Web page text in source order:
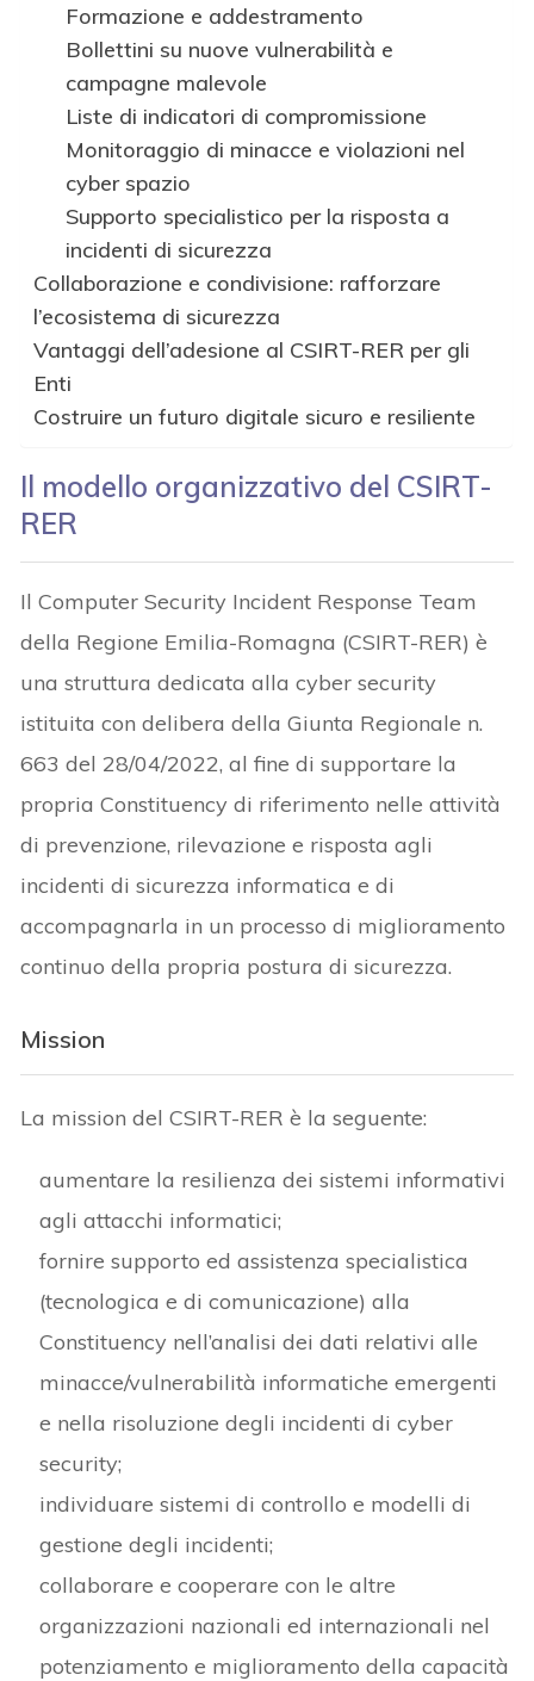
Formazione e addestramento
Bollettini su nuove vulnerabilità e
campagne malevole
Liste di indicatori di compromissione
Monitoraggio di minacce e violazioni nel
cyber spazio
Supporto specialistico per la risposta a
incidenti di sicurezza
Collaborazione e condivisione: rafforzare
l’ecosistema di sicurezza
Vantaggi dell’adesione al CSIRT-RER per gli
Enti
Costruire un futuro digitale sicuro e resiliente
Il modello organizzativo del CSIRT-
RER
Il Computer Security Incident Response Team
della Regione Emilia-Romagna (CSIRT-RER) è
una struttura dedicata alla cyber security
istituita con delibera della Giunta Regionale n.
663 del 28/04/2022, al fine di supportare la
propria Constituency di riferimento nelle attività
di prevenzione, rilevazione e risposta agli
incidenti di sicurezza informatica e di
accompagnarla in un processo di miglioramento
continuo della propria postura di sicurezza.
Mission
La mission del CSIRT-RER è la seguente:
aumentare la resilienza dei sistemi informativi
agli attacchi informatici;
fornire supporto ed assistenza specialistica
(tecnologica e di comunicazione) alla
Constituency nell’analisi dei dati relativi alle
minacce/vulnerabilità informatiche emergenti
e nella risoluzione degli incidenti di cyber
security;
individuare sistemi di controllo e modelli di
gestione degli incidenti;
collaborare e cooperare con le altre
organizzazioni nazionali ed internazionali nel
potenziamento e miglioramento della capacità